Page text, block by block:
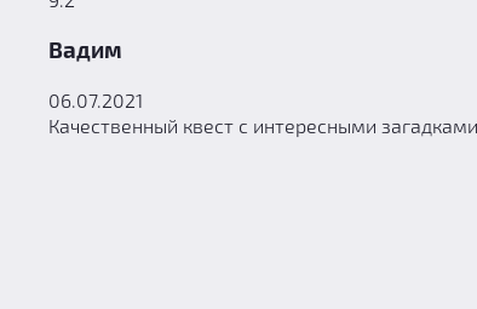
Вадим
06.07.2021
Качественный квест с интересными